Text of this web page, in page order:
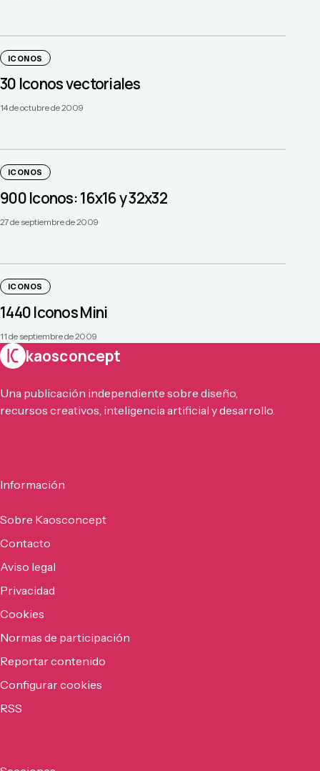
ICONOS
30 Iconos vectoriales
14 de octubre de 2009
ICONOS
900 Iconos: 16x16 y 32x32
27 de septiembre de 2009
ICONOS
1440 Iconos Mini
11 de septiembre de 2009
kaosconcept
Una publicación independiente sobre diseño,
recursos creativos, inteligencia artificial y desarrollo.
Información
Sobre Kaosconcept
Contacto
Aviso legal
Privacidad
Cookies
Normas de participación
Reportar contenido
Configurar cookies
RSS